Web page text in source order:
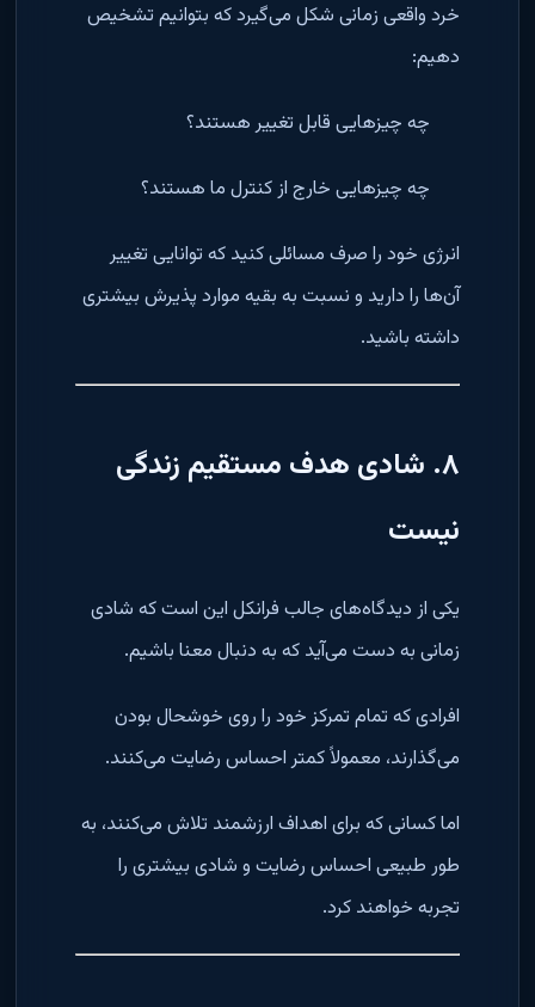
خرد واقعی زمانی شکل می‌گیرد که بتوانیم تشخیص
دهیم:
چه چیزهایی قابل تغییر هستند؟
چه چیزهایی خارج از کنترل ما هستند؟
انرژی خود را صرف مسائلی کنید که توانایی تغییر
آن‌ها را دارید و نسبت به بقیه موارد پذیرش بیشتری
داشته باشید.
۸. شادی هدف مستقیم زندگی
نیست
یکی از دیدگاه‌های جالب فرانکل این است که شادی
زمانی به دست می‌آید که به دنبال معنا باشیم.
افرادی که تمام تمرکز خود را روی خوشحال بودن
می‌گذارند، معمولاً کمتر احساس رضایت می‌کنند.
اما کسانی که برای اهداف ارزشمند تلاش می‌کنند، به
طور طبیعی احساس رضایت و شادی بیشتری را
تجربه خواهند کرد.